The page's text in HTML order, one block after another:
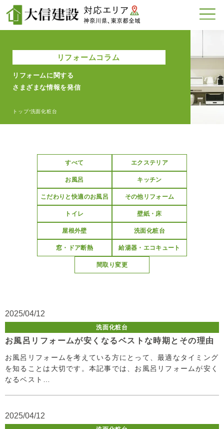
リフォームコラム
リフォームに関する
さまざまな情報を発信
トップ>洗面化粧台
すべて エクステリア
お風呂 キッチン
こだわりと快適のお風呂 その他リフォーム
トイレ 壁紙・床
屋根外壁 洗面化粧台
窓・ドア断熱 給湯器・エコキュート
間取り変更
2025/04/12
洗面化粧台
お風呂リフォームが安くなるベストな時期とその理由
お風呂リフォームを考えている方にとって、最適なタイミング
を知ることは大切です。本記事では、お風呂リフォームが安く
なるベスト…
2025/04/12